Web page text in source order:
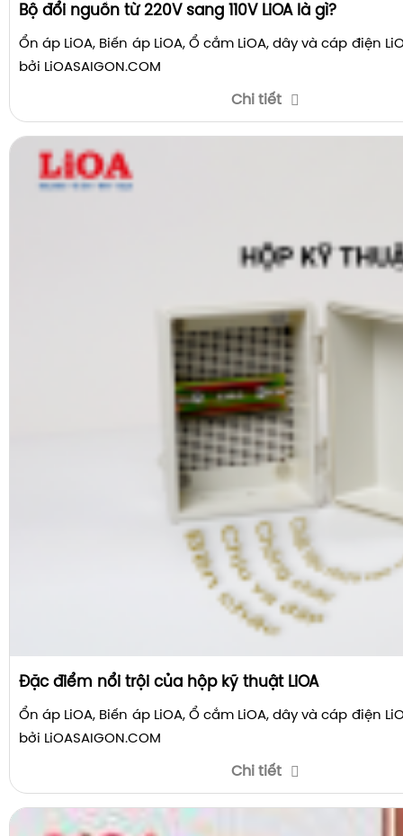
Bộ đổi nguồn từ 220V sang 110V LiOA là gì?
Ổn áp LiOA, Biến áp LiOA, Ổ cắm LiOA, dây và cáp điện
bởi LiOASAIGON.COM
Chi tiết
Đặc điểm nổi trội của hộp kỹ thuật LiOA
Ổn áp LiOA, Biến áp LiOA, Ổ cắm LiOA, dây và cáp điện
bởi LiOASAIGON.COM
Chi tiết